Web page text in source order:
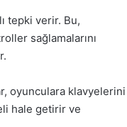
tepki verir. Bu,
sağlamalarını
oyunculara klavyelerini
hale getirir ve